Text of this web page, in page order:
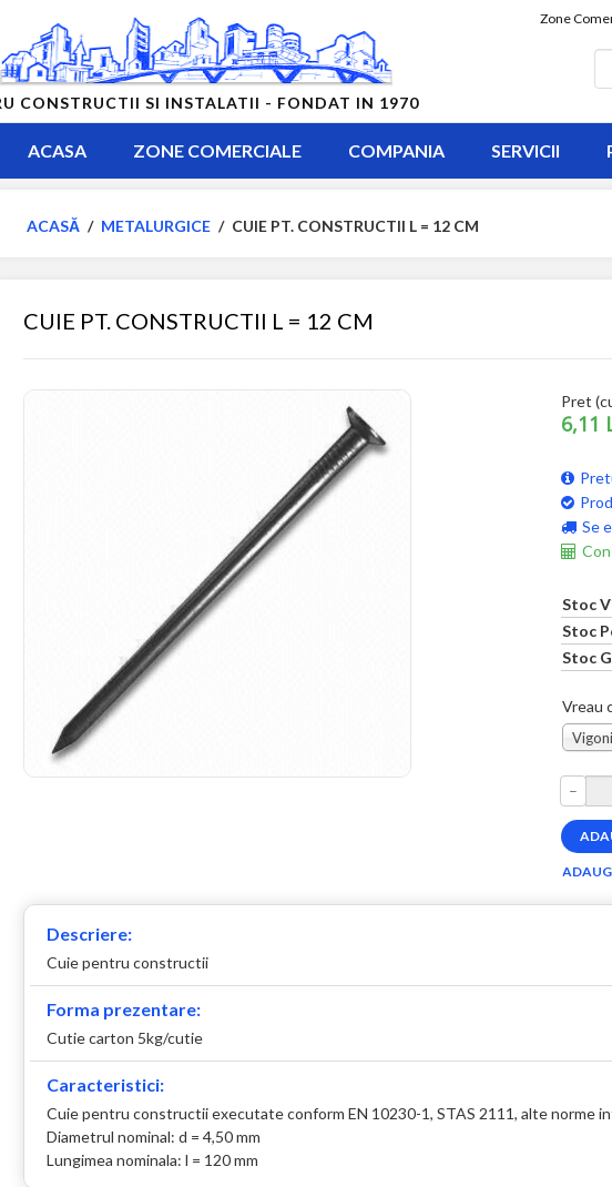
CONSTRUCTII SI INSTALATII - FONDAT IN 1970
Zone
ACASA ZONE COMERCIALE COMPANIA SERVICII
ACASĂ / METALURGICE / CUIE PT. CONSTRUCTII L = 12 CM
CUIE PT. CONSTRUCTII L = 12 CM
Pret
6,11
Se
Stoc
Stoc
Stoc
Vreau
–
Descriere:
Cuie pentru constructii
Forma prezentare:
Cutie carton 5kg/cutie
Caracteristici:
Cuie pentru constructii executate conform EN 10230-1, STAS 2111, alte norme
Diametrul nominal: d = 4,50 mm
Lungimea nominala: l = 120 mm